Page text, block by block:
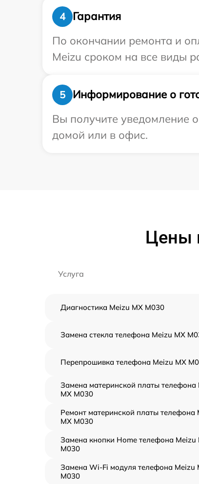
4
Гарантия
По окончании ремонта и
Meizu сроком на все виды
5
Информирование о
Вы получите уведомление
домой или в офис.
Цены
Услуга
Диагностика Meizu MX M030
Замена стекла телефона Meizu MX
Перепрошивка телефона Meizu MX
Замена материнской платы телефона
MX M030
Ремонт материнской платы телефона
MX M030
Замена кнопки Home телефона Meizu
M030
Замена Wi-Fi модуля телефона Meizu
M030